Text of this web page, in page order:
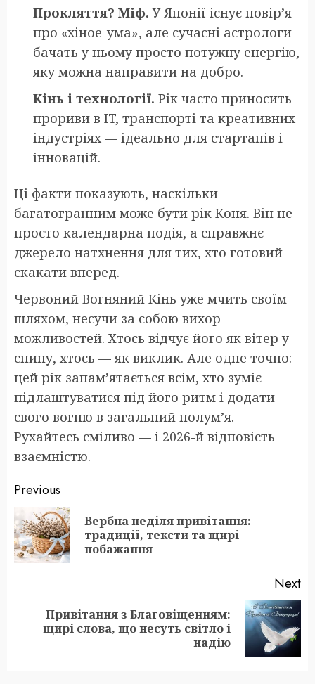
Прокляття? Міф. У Японії існує повір’я
про «хіное-ума», але сучасні астрологи
бачать у ньому просто потужну енергію,
яку можна направити на добро.
Кінь і технології. Рік часто приносить
прориви в IT, транспорті та креативних
індустріях — ідеально для стартапів і
інновацій.
Ці факти показують, наскільки
багатогранним може бути рік Коня. Він не
просто календарна подія, а справжнє
джерело натхнення для тих, хто готовий
скакати вперед.
Червоний Вогняний Кінь уже мчить своїм
шляхом, несучи за собою вихор
можливостей. Хтось відчує його як вітер у
спину, хтось — як виклик. Але одне точно:
цей рік запам’ятається всім, хто зуміє
підлаштуватися під його ритм і додати
свого вогню в загальний полум’я.
Рухайтесь сміливо — і 2026-й відповість
взаємністю.
Post
navigation
Previous
Вербна неділя привітання:
традиції, тексти та щирі
побажання
Next
Привітання з Благовіщенням:
щирі слова, що несуть світло і
надію